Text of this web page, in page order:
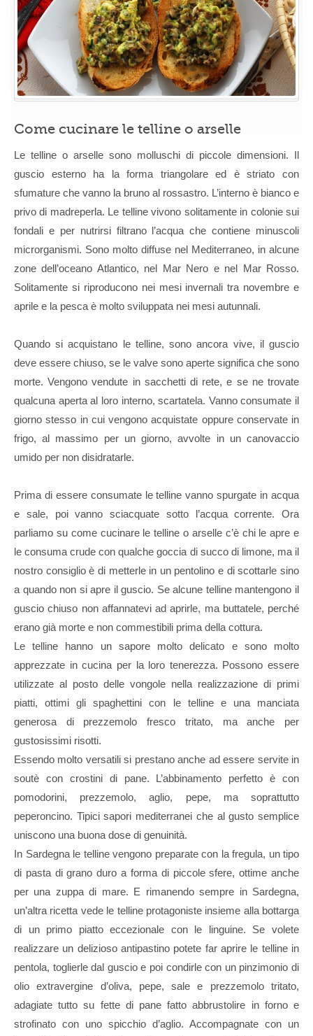
o
arselle
Come cucinare le telline o arselle
Le telline o arselle sono molluschi di piccole dimensioni. Il
guscio esterno ha la forma triangolare ed è striato con
sfumature che vanno la bruno al rossastro. L’interno è bianco e
privo di madreperla. Le telline vivono solitamente in colonie sui
fondali e per nutrirsi filtrano l’acqua che contiene minuscoli
microrganismi. Sono molto diffuse nel Mediterraneo, in alcune
zone dell’oceano Atlantico, nel Mar Nero e nel Mar Rosso.
Solitamente si riproducono nei mesi invernali tra novembre e
aprile e la pesca è molto sviluppata nei mesi autunnali.
Quando si acquistano le telline, sono ancora vive, il guscio
deve essere chiuso, se le valve sono aperte significa che sono
morte. Vengono vendute in sacchetti di rete, e se ne trovate
qualcuna aperta al loro interno, scartatela. Vanno consumate il
giorno stesso in cui vengono acquistate oppure conservate in
frigo, al massimo per un giorno, avvolte in un canovaccio
umido per non disidratarle.
Prima di essere consumate le telline vanno spurgate in acqua
e sale, poi vanno sciacquate sotto l’acqua corrente. Ora
parliamo su come cucinare le telline o arselle c’è chi le apre e
le consuma crude con qualche goccia di succo di limone, ma il
nostro consiglio è di metterle in un pentolino e di scottarle sino
a quando non si apre il guscio. Se alcune telline mantengono il
guscio chiuso non affannatevi ad aprirle, ma buttatele, perché
erano già morte e non commestibili prima della cottura.
Le telline hanno un sapore molto delicato e sono molto
apprezzate in cucina per la loro tenerezza. Possono essere
utilizzate al posto delle vongole nella realizzazione di primi
piatti, ottimi gli spaghettini con le telline e una manciata
generosa di prezzemolo fresco tritato, ma anche per
gustosissimi risotti.
Essendo molto versatili si prestano anche ad essere servite in
soutè con crostini di pane. L’abbinamento perfetto è con
pomodorini, prezzemolo, aglio, pepe, ma soprattutto
peperoncino. Tipici sapori mediterranei che al gusto semplice
uniscono una buona dose di genuinità.
In Sardegna le telline vengono preparate con la fregula, un tipo
di pasta di grano duro a forma di piccole sfere, ottime anche
per una zuppa di mare. E rimanendo sempre in Sardegna,
un’altra ricetta vede le telline protagoniste insieme alla bottarga
di un primo piatto eccezionale con le linguine. Se volete
realizzare un delizioso antipastino potete far aprire le telline in
pentola, toglierle dal guscio e poi condirle con un pinzimonio di
olio extravergine d’oliva, pepe, sale e prezzemolo tritato,
adagiate tutto su fette di pane fatto abbrustolire in forno e
strofinato con uno spicchio d’aglio. Accompagnate con un